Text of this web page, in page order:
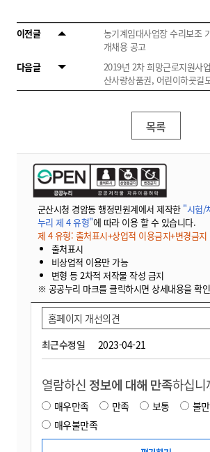
이전글
농기계임대사업장 수리보조
개채용 공고
다음글
2019년 2차 희망근로지원사
산사랑상품권, 어린이하굣길
목록
군산시청 경암동 행정민원계에서 제작한 "시험/
누리 제 4 유형"에 따라 이용 할 수 있습니다.
제 4 유형: 출처표시+상업적 이용금지+변경금지
출처표시
비상업적 이용만 가능
변형 등 2차적 저작물 작성 금지
※ 공공누리 마크를 클릭하시면 상세내용을 확
최근수정일 2023-04-21
홈페이지 개선의견
열람하신 정보에 대해 만족하십니
매우만족 만족 보통
불
매우불만족